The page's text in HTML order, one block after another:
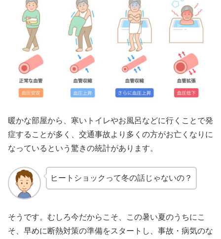
暖かな部屋から、寒いトイレやお風呂などに行くことで発
症することが多く、交通事故より多くの方がお亡くなりに
なっているという驚きの統計があります。
ヒートショックって冬の話じゃないの？
そうです。むしろ今だからこそ、この暑い夏のうちにこ
そ、早めに断熱対策の準備をスタートし、事故・病気のな